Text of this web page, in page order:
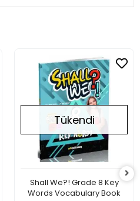
Tükendi
Shall We?! Grade 8 Key
Words Vocabulary Book